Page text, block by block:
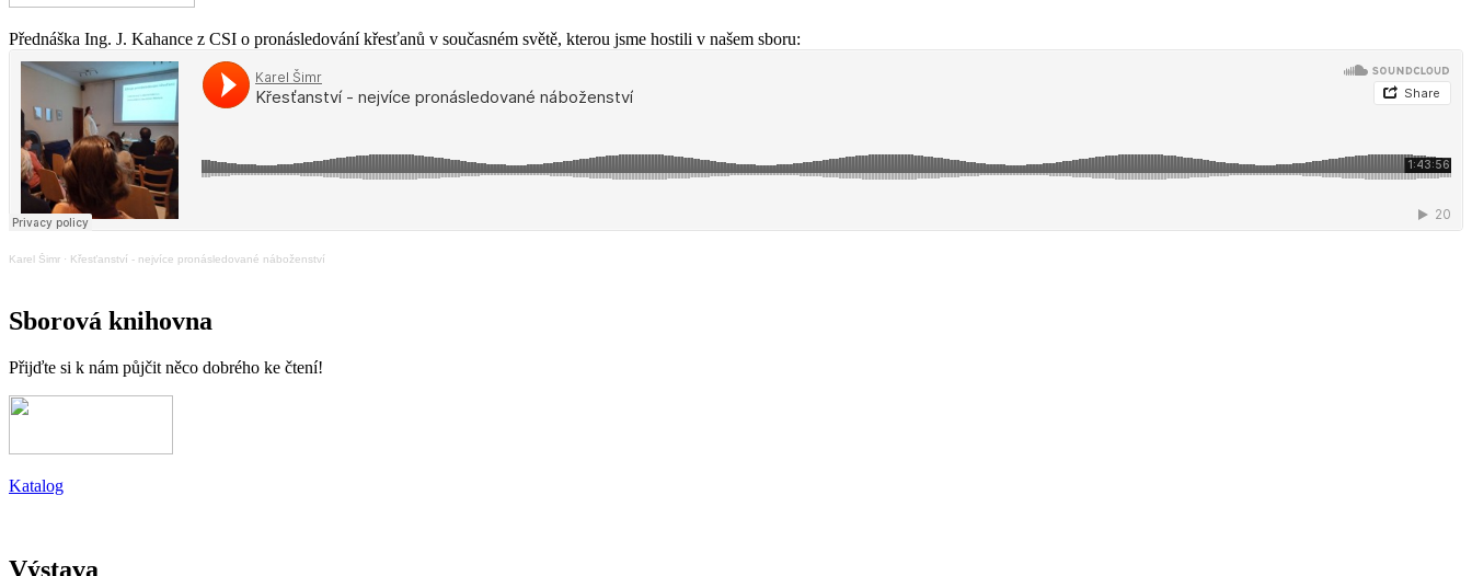
Přednáška Ing. J. Kahance z CSI o pronásledování křesťanů v současném světě, kterou jsme hostili v našem sboru:
Karel Šimr · Křesťanství - nejvíce pronásledované náboženství
Sborová knihovna
Přijďte si k nám půjčit něco dobrého ke čtení!
Katalog
Výstava